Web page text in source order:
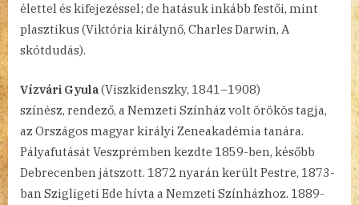
élettel és kifejezéssel; de hatásuk inkább festői, mint
plasztikus (Viktória királynő, Charles Darwin, A
skótdudás).
Vízvári Gyula(Viszkidenszky, 1841–1908)
színész, rendező, a Nemzeti Színház volt örökös tagja,
az Országos magyar királyi Zeneakadémia tanára.
Pályafutását Veszprémben kezdte 1859-ben, később
Debrecenben játszott. 1872 nyarán került Pestre, 1873-
ban Szigligeti Ede hívta a Nemzeti Színházhoz. 1889-